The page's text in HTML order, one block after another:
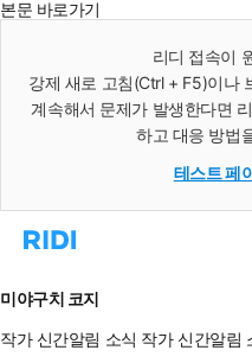
본문 바로가기
리디 접속이
강제 새로 고침(Ctrl + F5)이나
계속해서 문제가 발생한다면
하고 대응 방법
테스트 페
리
으
로
이
동
미야구치 코지
작가 신간알림 소식 작가 신간알림